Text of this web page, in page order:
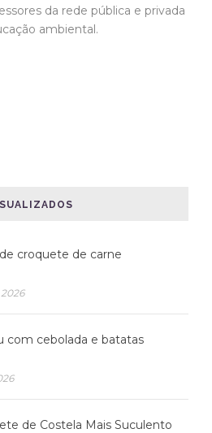
da rede pública e privada
ambiental.
croquete de carne
com cebolada e batatas
de Costela Mais Suculento